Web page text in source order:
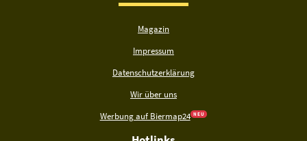
Magazin
Impressum
Datenschutzerklärung
Wir über uns
Werbung auf Biermap24 N E U